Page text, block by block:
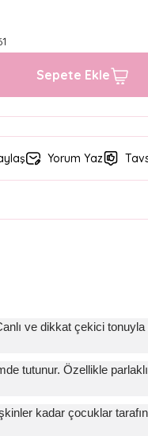
Sepete Ekle
Yorum Yaz
ve dikkat çekici
tutunur. Özellikle
kadar çocuklar